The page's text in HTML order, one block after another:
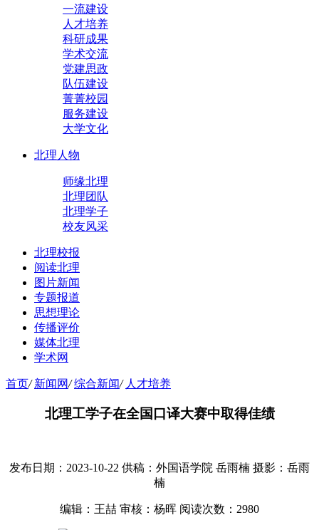
一流建设
人才培养
科研成果
学术交流
党建思政
队伍建设
菁菁校园
服务建设
大学文化
北理人物
师缘北理
北理团队
北理学子
校友风采
北理校报
阅读北理
图片新闻
专题报道
思想理论
传播评价
媒体北理
学术网
首页/ 新闻网/ 综合新闻/ 人才培养
北理工学子在全国口译大赛中取得佳绩
发布日期：2023-10-22 供稿：外国语学院 岳雨楠 摄影：岳雨
楠
编辑：王喆 审核：杨晖 阅读次数： 2980